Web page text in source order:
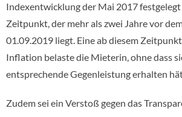
Indexentwicklung der Mai 2017
Zeitpunkt, der mehr als zwei Jahre vor
01.09.2019 liegt. Eine ab diesem
Inflation belaste die Mieterin, ohne dass
entsprechende Gegenleistung erhalten
Zudem sei ein Verstoß gegen das